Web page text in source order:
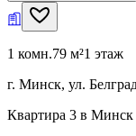
1 комн.79 м²1 этаж
г. Минск, ул.
Квартира 3 в